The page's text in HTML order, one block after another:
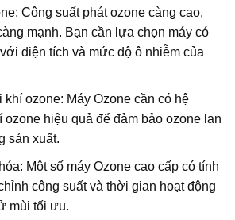
Công suất phát ozone càng cao,
mạnh. Bạn cần lựa chọn máy có
diện tích và mức độ ô nhiễm của
khí ozone: Máy Ozone cần có hệ
ozone hiệu quả để đảm bảo ozone lan
sản xuất.
Một số máy Ozone cao cấp có tính
công suất và thời gian hoạt động
mùi tối ưu.